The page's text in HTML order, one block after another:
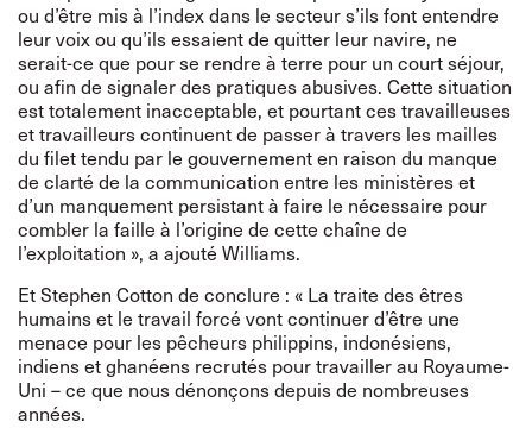
ou d’être mis à l’index dans le secteur s’ils font entendre
leur voix ou qu’ils essaient de quitter leur navire, ne
serait-ce que pour se rendre à terre pour un court séjour,
ou afin de signaler des pratiques abusives. Cette situation
est totalement inacceptable, et pourtant ces travailleuses
et travailleurs continuent de passer à travers les mailles
du filet tendu par le gouvernement en raison du manque
de clarté de la communication entre les ministères et
d’un manquement persistant à faire le nécessaire pour
combler la faille à l’origine de cette chaîne de
l’exploitation », a ajouté Williams.
Et Stephen Cotton de conclure : « La traite des êtres
humains et le travail forcé vont continuer d’être une
menace pour les pêcheurs philippins, indonésiens,
indiens et ghanéens recrutés pour travailler au Royaume-
Uni – ce que nous dénonçons depuis de nombreuses
années.